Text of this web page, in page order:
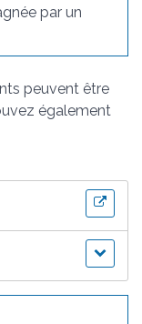
par un
peuvent être
également